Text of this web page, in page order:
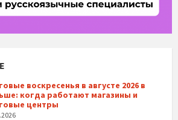
воскресенья в августе 2026 в
когда работают магазины и
центры